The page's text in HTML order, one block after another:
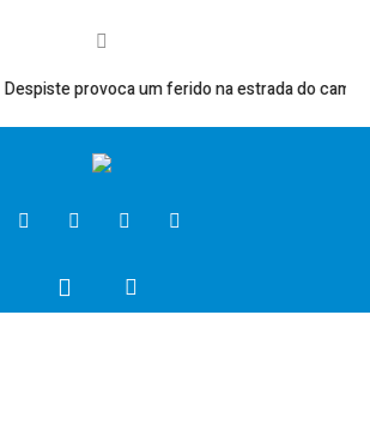
provoca um ferido na estrada do campo